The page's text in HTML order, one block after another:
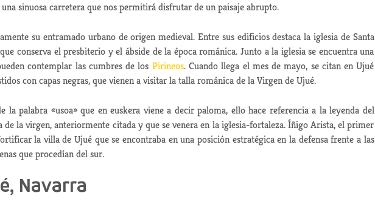
sinuosa carretera que nos permitirá disfrutar de un paisaje abrupto.
su entramado urbano de origen medieval. Entre sus edificios destaca la iglesia de Santa
conserva el presbiterio y el ábside de la época románica. Junto a la iglesia se encuentra una
contemplar las cumbres de los Pirineos. Cuando llega el mes de mayo, se citan en Ujué
con capas negras, que vienen a visitar la talla románica de la Virgen de Ujué.
la palabra «usoa» que en euskera viene a decir paloma, ello hace referencia a la leyenda del
la virgen, anteriormente citada y que se venera en la iglesia-fortaleza. Íñigo Arista, el primer
la villa de Ujué que se encontraba en una posición estratégica en la defensa frente a las
que procedían del sur.
Navarra